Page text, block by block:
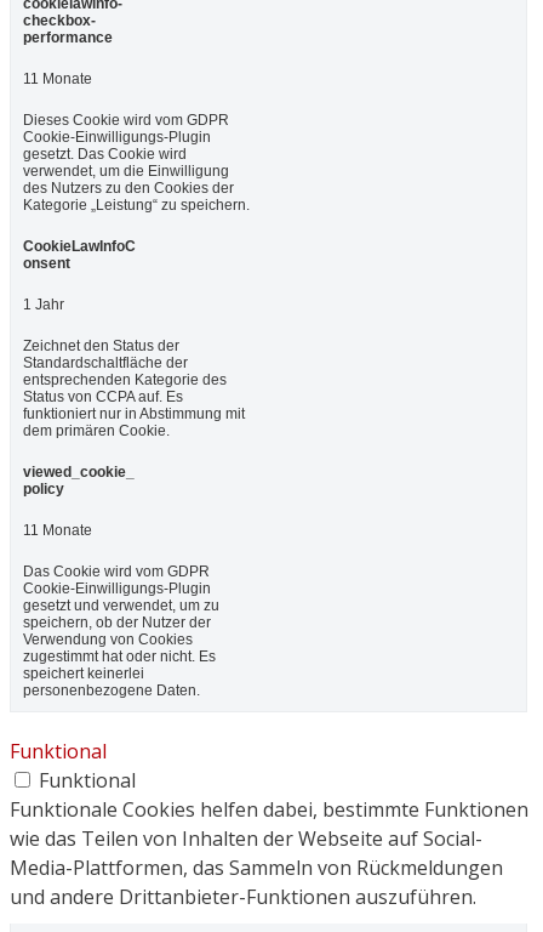
cookielawinfo-
checkbox-
performance
11 Monate
Dieses Cookie wird vom GDPR
Cookie-Einwilligungs-Plugin
gesetzt. Das Cookie wird
verwendet, um die Einwilligung
des Nutzers zu den Cookies der
Kategorie „Leistung“ zu speichern.
CookieLawInfoC
onsent
1 Jahr
Zeichnet den Status der
Standardschaltfläche der
entsprechenden Kategorie des
Status von CCPA auf. Es
funktioniert nur in Abstimmung mit
dem primären Cookie.
viewed_cookie_
policy
11 Monate
Das Cookie wird vom GDPR
Cookie-Einwilligungs-Plugin
gesetzt und verwendet, um zu
speichern, ob der Nutzer der
Verwendung von Cookies
zugestimmt hat oder nicht. Es
speichert keinerlei
personenbezogene Daten.
Funktional
Funktional
Funktionale Cookies helfen dabei, bestimmte Funktionen
wie das Teilen von Inhalten der Webseite auf Social-
Media-Plattformen, das Sammeln von Rückmeldungen
und andere Drittanbieter-Funktionen auszuführen.